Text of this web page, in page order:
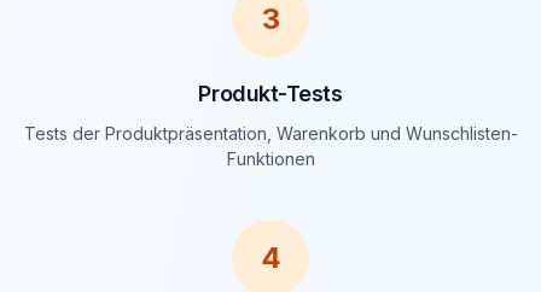
3
Produkt-Tests
Tests der Produktpräsentation, Warenkorb und Wunschlisten-
Funktionen
4